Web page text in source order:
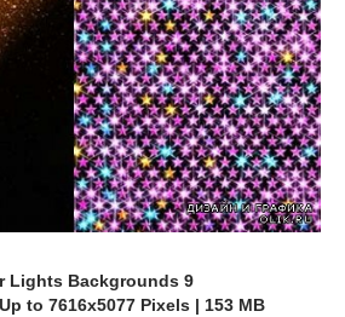
Lights Backgrounds 9
to 7616x5077 Pixels | 153 MB